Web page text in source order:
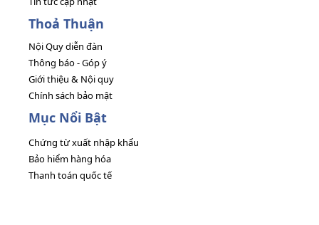
Thoả Thuận
Nội Quy diễn đàn
Thông báo - Góp ý
Giới thiệu & Nội quy
Chính sách bảo mật
Mục Nổi Bật
Chứng từ xuất nhập khẩu
Bảo hiểm hàng hóa
Thanh toán quốc tế